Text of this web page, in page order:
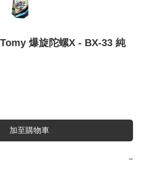
爆旋陀螺X - BX-33 純
加至購物車
−